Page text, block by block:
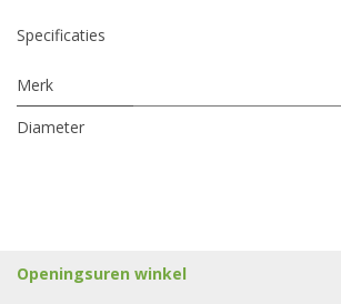
Specificaties
Merk
Diameter
Openingsuren winkel